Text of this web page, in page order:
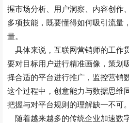
握市场分析、用户洞察、内容创作
多项技能，既要懂得如何吸引流量
量。
具体来说，互联网营销师的工作
要对目标用户进行精准画像，策划
择合适的平台进行推广，监控营销
这个过程中，创意能力与数据思维
把握与对平台规则的理解缺一不可。
随着越来越多的传统企业加速数